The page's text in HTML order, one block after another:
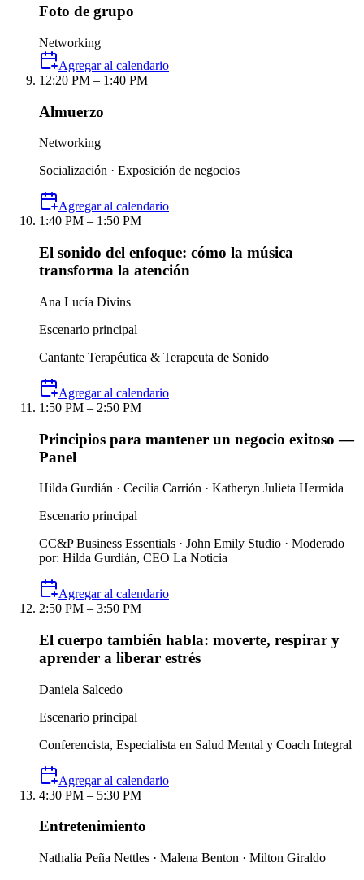
Foto de grupo
Networking
Agregar al calendario
12:20 PM – 1:40 PM
Almuerzo
Networking
Socialización · Exposición de negocios
Agregar al calendario
1:40 PM – 1:50 PM
El sonido del enfoque: cómo la música
transforma la atención
Ana Lucía Divins
Escenario principal
Cantante Terapéutica & Terapeuta de Sonido
Agregar al calendario
1:50 PM – 2:50 PM
Principios para mantener un negocio exitoso —
Panel
Hilda Gurdián · Cecilia Carrión · Katheryn Julieta Hermida
Escenario principal
CC&P Business Essentials · John Emily Studio · Moderado
por: Hilda Gurdián, CEO La Noticia
Agregar al calendario
2:50 PM – 3:50 PM
El cuerpo también habla: moverte, respirar y
aprender a liberar estrés
Daniela Salcedo
Escenario principal
Conferencista, Especialista en Salud Mental y Coach Integral
Agregar al calendario
4:30 PM – 5:30 PM
Entretenimiento
Nathalia Peña Nettles · Malena Benton · Milton Giraldo